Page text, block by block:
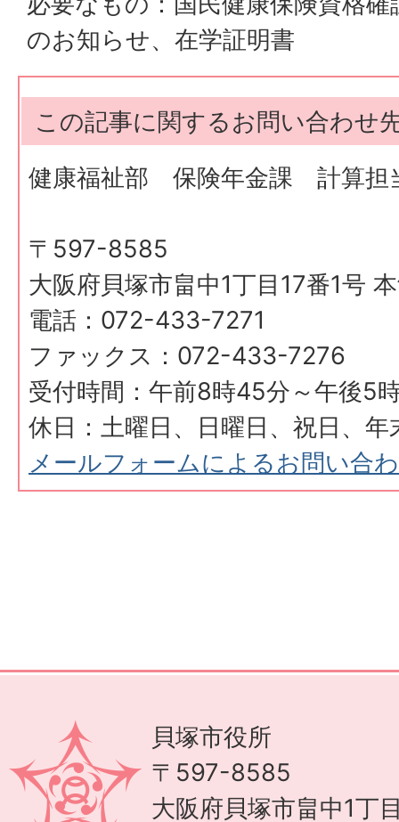
のお知らせ、在学証明書
この記事に関するお問い合わせ
健康福祉部 保険年金課 計算担
〒597-8585
大阪府貝塚市畠中1丁目17番1号
電話：072-433-7271
ファックス：072-433-7276
受付時間：午前8時45分～午後5
休日：土曜日、日曜日、祝日、年
メールフォームによるお問い合
貝塚市役所
〒597-8585
大阪府貝塚市畠中1丁